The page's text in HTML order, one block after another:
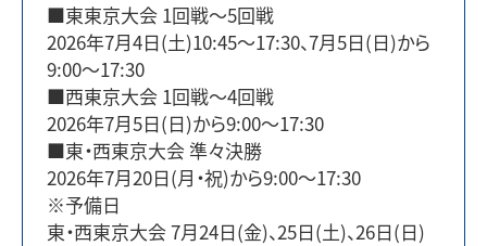
■東東京大会 1回戦～5回戦
2026年7月4日(土)10:45～17:30、7月5日(日)から
9:00～17:30
■西東京大会 1回戦～4回戦
2026年7月5日(日)から9:00～17:30
■東・西東京大会 準々決勝
2026年7月20日(月・祝)から9:00～17:30
※予備日
東・西東京大会 7月24日(金)、25日(土)、26日(日)